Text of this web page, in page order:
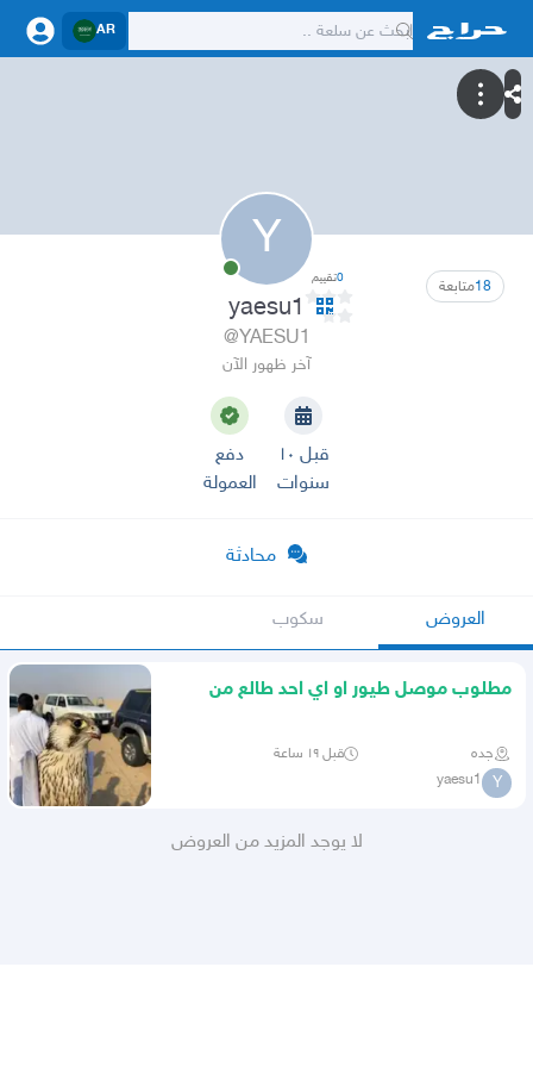
AR
Y
18متابعة 0تقييم
yaesu1
@YAESU1
آخر ظهور الآن
قبل ١٠
سنوات
دفع
العمولة
محادثة
العروض سكوب
مطلوب موصل طيور او اي احد طالع من
جده قبل ١٩ ساعة
Y
yaesu1
لا يوجد المزيد من العروض